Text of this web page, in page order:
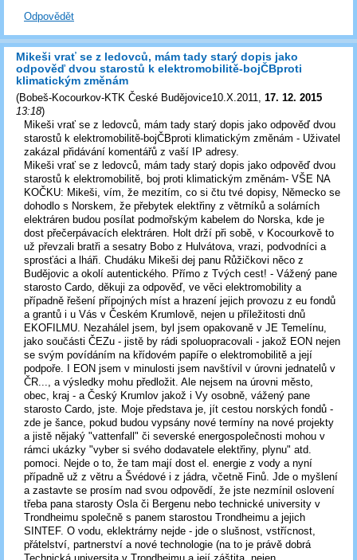
Odpovědět
Mikeši vrať se z ledovců, mám tady starý dopis jako
odpověď dvou starostů k elektromobilitě-bojČBproti
klimatickým změnám
(Bobeš-Kocourkov-KTK České Budějovice10.X.2011, 17. 12. 2015
13:18)
Mikeši vrať se z ledovců, mám tady starý dopis jako odpověď dvou
starostů k elektromobilitě-bojČBproti klimatickým změnám - Uživatel
zakázal přidávání komentářů z vaší IP adresy.
Mikeši vrať se z ledovců, mám tady starý dopis jako odpověď dvou
starostů k elektromobilitě, boj proti klimatickým změnám- VŠE NA
KOČKU: Mikeši, vím, že mezitím, co si čtu tvé dopisy, Německo se
dohodlo s Norskem, že přebytek elektřiny z větrníků a solárních
elektráren budou posílat podmořským kabelem do Norska, kde je
dost přečerpávacích elektráren. Holt drží při sobě, v Kocourkově to
už převzali bratři a sesatry Bobo z Hulvátova, vrazi, podvodníci a
sprosťáci a lháři. Chudáku Mikeši dej panu Růžičkovi něco z
Budějovic a okolí autentického. Přímo z Tvých cest! - Vážený pane
starosto Cardo, děkuji za odpověď, ve věci elektromobility a
případně řešení přípojných míst a hrazení jejich provozu z eu fondů
a grantů i u Vás v Českém Krumlově, nejen u příležitosti dnů
EKOFILMU. Nezahálel jsem, byl jsem opakovaně v JE Temelínu,
jako součásti ČEZu - jistě by rádi spoluopracovali - jakož EON nejen
se svým povídáním na křídovém papíře o elektromobilitě a její
podpoře. I EON jsem v minulosti jsem navštívil v úrovni jednatelů v
ČR..., a výsledky mohu předložit. Ale nejsem na úrovni město,
obec, kraj - a Český Krumlov jakož i Vy osobně, vážený pane
starosto Cardo, jste. Moje představa je, jít cestou norských fondů -
zde je šance, pokud budou vypsány nové termíny na nové projekty
a jistě nějaký "vattenfall" či severské energospolečnosti mohou v
rámci ukázky "vyber si svého dodavatele elektřiny, plynu" atd.
pomoci. Nejde o to, že tam mají dost el. energie z vody a nyní
případně už z větru a Švédové i z jádra, včetně Finů. Jde o myšlení
a zastavte se prosím nad svou odpovědí, že jste nezmínil oslovení
třeba pana starosty Osla či Bergenu nebo technické university v
Trondheimu společně s panem starostou Trondheimu a jejich
SINTEF. O vodu, eklektrárny nejde - jde o slušnost, vstřícnost,
přátelství, partnerství a nové technologie (na to je právě dobrá